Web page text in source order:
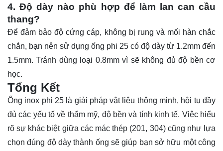
4. Độ dày nào phù hợp để làm lan can cầu
thang?
Để đảm bảo độ cứng cáp, không bị rung và mối hàn chắc
chắn, bạn nên sử dụng ống phi 25 có độ dày từ 1.2mm đến
1.5mm. Tránh dùng loại 0.8mm vì sẽ không đủ độ bền cơ
học.
Tổng Kết
Ống inox phi 25 là giải pháp vật liệu thông minh, hội tụ đầy
đủ các yếu tố về thẩm mỹ, độ bền và tính kinh tế. Việc hiểu
rõ sự khác biệt giữa các mác thép (201, 304) cũng như lựa
chọn đúng độ dày thành ống sẽ giúp bạn sở hữu một công